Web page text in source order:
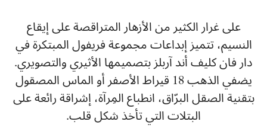
على غرار الكثير من الأزهار المتراقصة على إيقاع
النسيم، تتميز إبداعات مجموعة فريفول المبتكرة في
دار فان كليف أند آربلز بتصميمها الأثيري والتصويري.
يضفي الذهب 18 قيراط الأصفر أو الماس المصقول
بتقنية الصقل البرّاق، انطباع المِرآة، إشراقة رائعة على
البتلات التي تأخذ شكل قلب.